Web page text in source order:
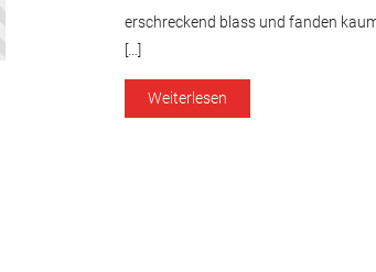
erschreckend blass und fanden
[…]
Weiterlesen